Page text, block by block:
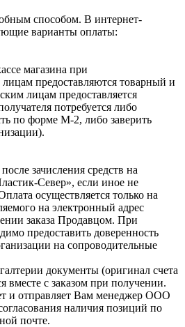
способом. В интернет-
варианты оплаты:
магазина при
предоставляются товарный и
лицам предоставляется
потребуется либо
по форме М-2, либо заверить
зачисления средств на
Север», если иное не
осуществляется только на
на электронный адрес
заказа Продавцом. При
предоставить доверенность
на сопроводительные
документы (оригинал счета
с заказом при получении.
и отправляет Вам менеджер ООО
наличия позиций по
почте.